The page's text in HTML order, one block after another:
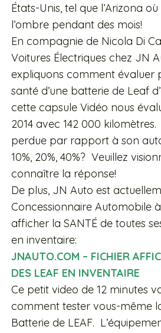
États-Unis, tel que l’Arizona
l’ombre pendant des mois!
En compagnie de Nicola Di
Voitures Électriques chez JN
expliquons comment évaluer
santé d’une batterie de Leaf
cette capsule Vidéo nous
2014 avec 142 000
perdue par rapport à son
10%, 20%, 40%? Veuillez
connaître la réponse!
De plus, JN Auto est
Concessionnaire Automobile
afficher la SANTÉ de toutes
en inventaire:
JNAUTO.COM – FICHIER
DES LEAF EN INVENTAIRE
Ce petit video de 12 minutes
comment tester vous-même
Batterie de LEAF.